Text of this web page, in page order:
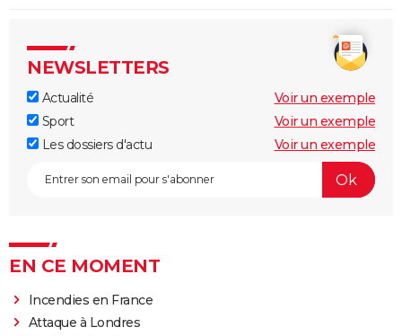
NEWSLETTERS
Actualité
Voir un exemple
Sport
Voir un exemple
Les dossiers d'actu
Voir un exemple
EN CE MOMENT
Incendies en France
Attaque à Londres